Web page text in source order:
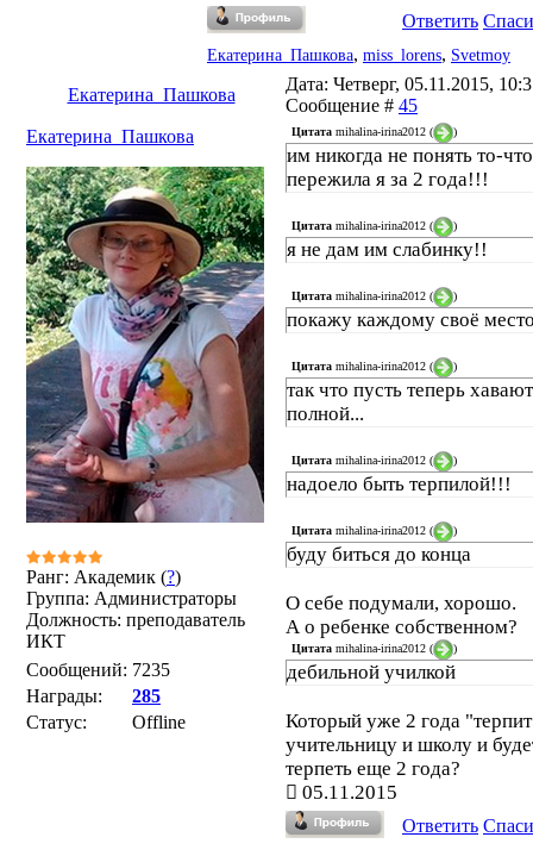
Ответить
Екатерина_Пашкова, miss_lorens, Svetmoy
Екатерина_Пашкова
Дата: Четверг, 05.11.2015,
Сообщение # 45
Екатерина_Пашкова
Ранг: Академик (?)
Группа: Администраторы
Должность: преподаватель
ИКТ
Сообщений: 7235
Награды:
285
Статус:
Offline
Цитата mihalina-irina2012 ( )
им никогда не понять то-что
пережила я за 2 года!!!
Цитата mihalina-irina2012 ( )
я не дам им слабинку!!
Цитата mihalina-irina2012 ( )
покажу каждому своё
Цитата mihalina-irina2012 ( )
так что пусть теперь
полной...
Цитата mihalina-irina2012 ( )
надоело быть терпилой!!!
Цитата mihalina-irina2012 ( )
буду биться до конца
О себе подумали, хорошо.
А о ребенке собственном?
Цитата mihalina-irina2012 ( )
дебильной училкой
Который уже 2 года
учительницу и школу и
терпеть еще 2 года?
05.11.2015
Ответить